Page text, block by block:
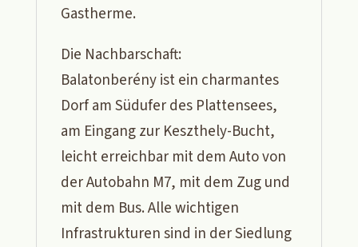
Gastherme.
Die Nachbarschaft:
Balatonberény ist ein charmantes
Dorf am Südufer des Plattensees,
am Eingang zur Keszthely-Bucht,
leicht erreichbar mit dem Auto von
der Autobahn M7, mit dem Zug und
mit dem Bus. Alle wichtigen
Infrastrukturen sind in der Siedlung